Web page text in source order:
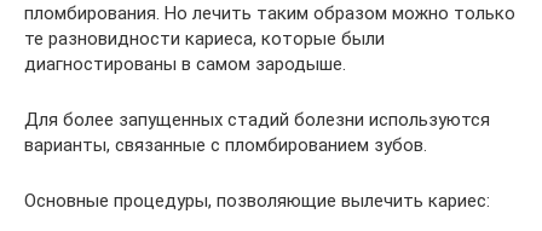
пломбирования. Но лечить таким образом можно только
те разновидности кариеса, которые были
диагностированы в самом зародыше.
Для более запущенных стадий болезни используются
варианты, связанные с пломбированием зубов.
Основные процедуры, позволяющие вылечить кариес: